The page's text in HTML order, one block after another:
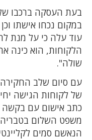
עוד עלה כי על מנת
הלקוחות, הוא כינה
שולה".
עם סיום שלב
של לקוחות הגישה
כתב אישום עם בקשה
משפט השלום
הנאשם סמים